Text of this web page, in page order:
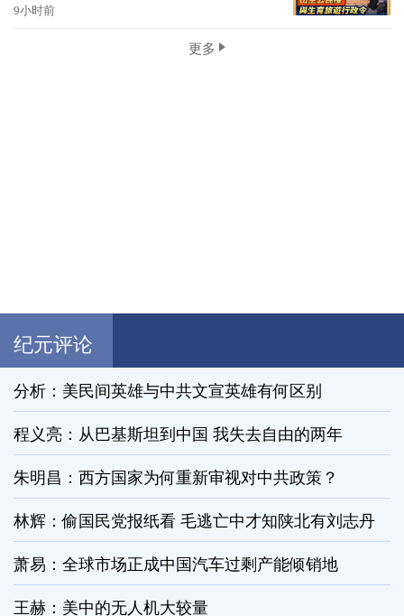
9小时前
更多
纪元评论
分析：美民间英雄与中共文宣英雄有何区别
程义亮：从巴基斯坦到中国 我失去自由的两年
朱明昌：西方国家为何重新审视对中共政策？
林辉：偷国民党报纸看 毛逃亡中才知陕北有刘志丹
萧易：全球市场正成中国汽车过剩产能倾销地
王赫：美中的无人机大较量